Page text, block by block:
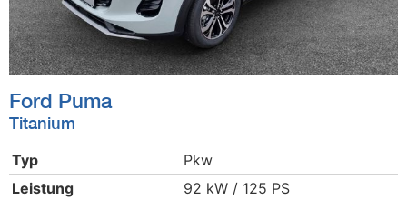
Ford Puma
Titanium
Typ
Pkw
Leistung
92 kW / 125 PS